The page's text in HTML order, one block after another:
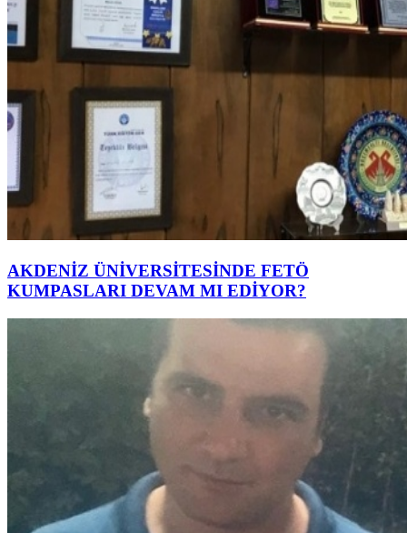
AKDENİZ ÜNİVERSİTESİNDE FETÖ
KUMPASLARI DEVAM MI EDİYOR?